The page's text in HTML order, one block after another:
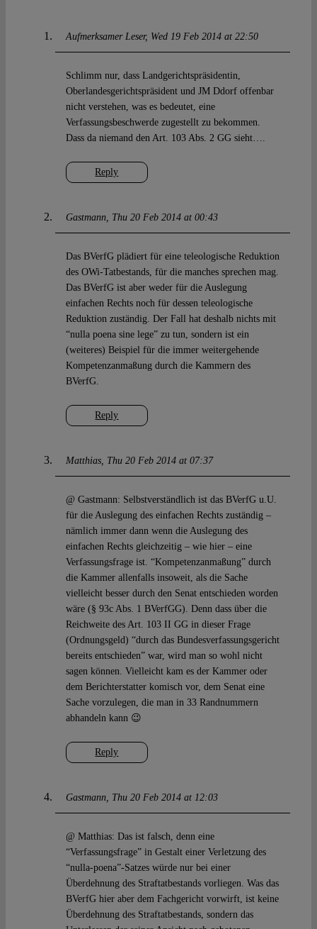
Aufmerksamer Leser Wed 19 Feb 2014 at 22:50
Reply
Schlimm nur, dass Landgerichtspräsidentin,
Oberlandesgerichtspräsident und JM Ddorf offenbar
nicht verstehen, was es bedeutet, eine
Verfassungsbeschwerde zugestellt zu bekommen.
Dass da niemand den Art. 103 Abs. 2 GG sieht….
Gastmann Thu 20 Feb 2014 at 00:43
Reply
Das BVerfG plädiert für eine teleologische Reduktion
des OWi-Tatbestands, für die manches sprechen mag.
Das BVerfG ist aber weder für die Auslegung
einfachen Rechts noch für dessen teleologische
Reduktion zuständig. Der Fall hat deshalb nichts mit
“nulla poena sine lege” zu tun, sondern ist ein
(weiteres) Beispiel für die immer weitergehende
Kompetenzanmaßung durch die Kammern des
BVerfG.
Matthias Thu 20 Feb 2014 at 07:37
Reply
@ Gastmann: Selbstverständlich ist das BVerfG u.U.
für die Auslegung des einfachen Rechts zuständig –
nämlich immer dann wenn die Auslegung des
einfachen Rechts gleichzeitig – wie hier – eine
Verfassungsfrage ist. “Kompetenzanmaßung” durch
die Kammer allenfalls insoweit, als die Sache
vielleicht besser durch den Senat entschieden worden
wäre (§ 93c Abs. 1 BVerfGG). Denn dass über die
Reichweite des Art. 103 II GG in dieser Frage
(Ordnungsgeld) “durch das Bundesverfassungsgericht
bereits entschieden” war, wird man so wohl nicht
sagen können. Vielleicht kam es der Kammer oder
dem Berichterstatter komisch vor, dem Senat eine
Sache vorzulegen, die man in 33 Randnummern
abhandeln kann 😉
Gastmann Thu 20 Feb 2014 at 12:03
@ Matthias: Das ist falsch, denn eine
“Verfassungsfrage” in Gestalt einer Verletzung des
“nulla-poena”-Satzes würde nur bei einer
Überdehnung des Straftatbestands vorliegen. Was das
BVerfG hier aber dem Fachgericht vorwirft, ist keine
Überdehnung des Straftatbestands, sondern das